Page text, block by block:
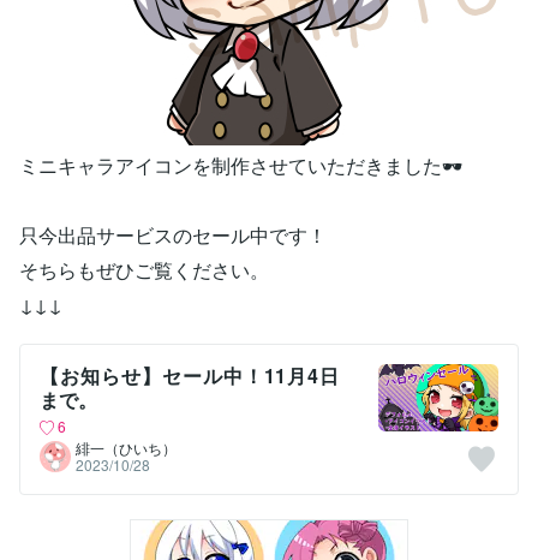
ミニキャラアイコンを制作させていただきました🕶
只今出品サービスのセール中です！
そちらもぜひご覧ください。
↓↓↓
【お知らせ】セール中！11月4日
まで。
6
緋一（ひいち）
2023/10/28